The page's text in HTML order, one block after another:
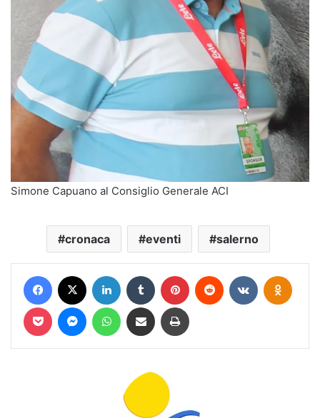
Simone Capuano al Consiglio Generale ACI
cronaca eventi salerno
Facebook LinkedIn Tumblr Pinterest Reddit VKontakte
Pocket MessengerWhatsAppCondividi via mail Stampa